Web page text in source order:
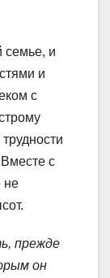
семье, и
и
с
с
не
прежде
он